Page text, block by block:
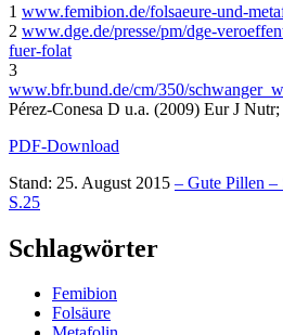
1 www.femibion.de/folsaeure-und-
2 www.dge.de/presse/pm/dge-
fuer-folat
3
www.bfr.bund.de/cm/350/
Pérez-Conesa D u.a. (2009) Eur J
PDF-Download
Stand: 25. August 2015 – Gute Pillen –
S.25
Schlagwörter
Femibion
Folsäure